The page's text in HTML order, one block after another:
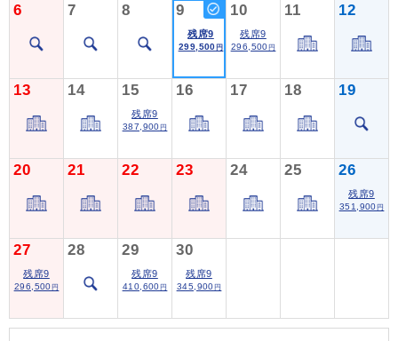
6 7 8 9
残席9
299,500 円
10
残席9
296,500 円
11 12
13 14 15
残席9
387,900 円
16 17 18 19
20 21 22 23 24 25 26
残席9
351,900 円
27
残席9
296,500 円
28 29
残席9
410,600 円
30
残席9
345,900 円